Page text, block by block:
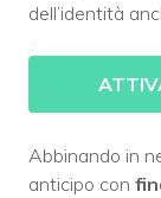
dell’identità
Abbinando in
anticipo con